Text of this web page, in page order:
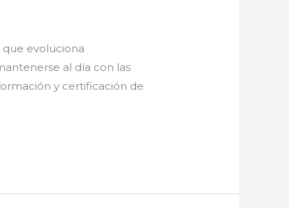
evoluciona
al día con las
y certificación de